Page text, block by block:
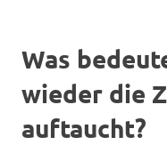
Was
wieder die
auftaucht?